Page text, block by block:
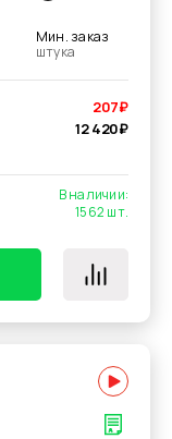
Мин. заказ
штука
207₽
12 420₽
В наличии:
1562 шт.